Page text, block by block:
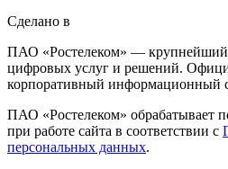
Сделано в
ПАО «Ростелеком» — крупнейший
цифровых услуг и решений.
корпоративный информационный
ПАО «Ростелеком» обрабатывает
при работе сайта в соответствии с
персональных данных.